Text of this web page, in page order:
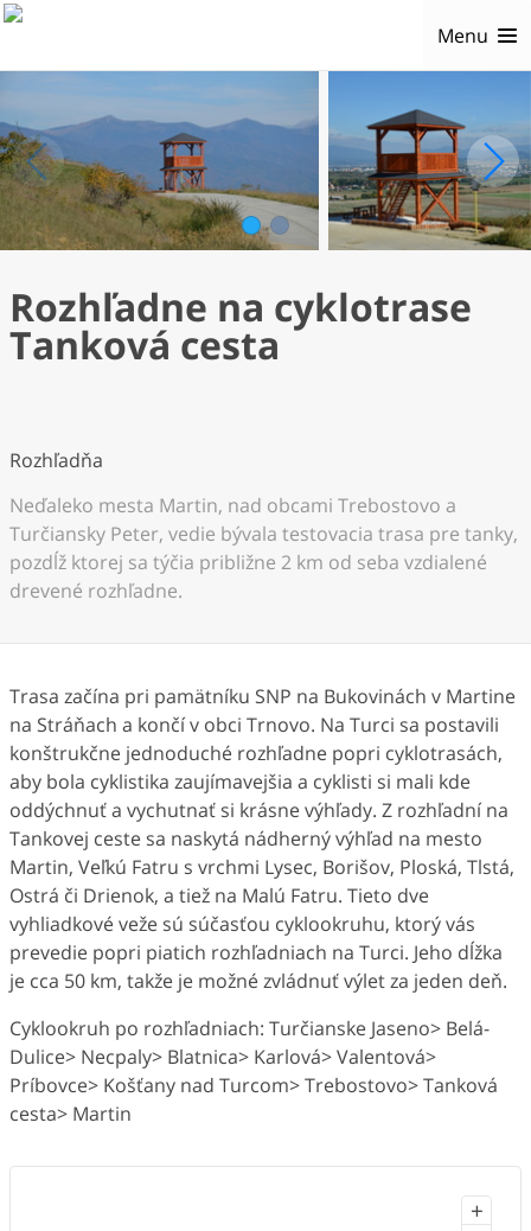
Menu
1 2
Rozhľadne na cyklotrase
Tanková cesta
Rozhľadňa
Neďaleko mesta Martin, nad obcami Trebostovo a
Turčiansky Peter, vedie bývala testovacia trasa pre tanky,
pozdĺž ktorej sa týčia približne 2 km od seba vzdialené
drevené rozhľadne.
Trasa začína pri pamätníku SNP na Bukovinách v Martine
na Stráňach a končí v obci Trnovo. Na Turci sa postavili
konštrukčne jednoduché rozhľadne popri cyklotrasách,
aby bola cyklistika zaujímavejšia a cyklisti si mali kde
oddýchnuť a vychutnať si krásne výhľady. Z rozhľadní na
Tankovej ceste sa naskytá nádherný výhľad na mesto
Martin, Veľkú Fatru s vrchmi Lysec, Borišov, Ploská, Tlstá,
Ostrá či Drienok, a tiež na Malú Fatru. Tieto dve
vyhliadkové veže sú súčasťou cyklookruhu, ktorý vás
prevedie popri piatich rozhľadniach na Turci. Jeho dĺžka
je cca 50 km, takže je možné zvládnuť výlet za jeden deň.
Cyklookruh po rozhľadniach: Turčianske Jaseno> Belá-
Dulice> Necpaly> Blatnica> Karlová> Valentová>
Príbovce> Košťany nad Turcom> Trebostovo> Tanková
cesta> Martin
+